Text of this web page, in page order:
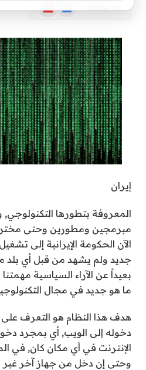
Google
News
Flipboard
إيران
المعروفة بتطورها التكنولوجي,
مبرمجين ومطورين وحتى
الآن الحكومة الإيرانية إلى
جديد ولم يشهد من قبل أي بلد
بعيداً عن الآراء السياسية
ما هو جديد في مجال
هدف هذا النظام هو التعرف
دخوله إلى الويب, أي بمجرد
الإنترنت في أي مكان كان, في
وحتى إن دخل من جهاز آخر غير